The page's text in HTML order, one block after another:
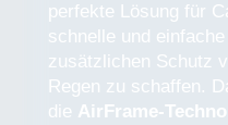
perfekte Lösung für
schnelle und
zusätzlichen Schutz
Regen zu schaffen.
die AirFrame-